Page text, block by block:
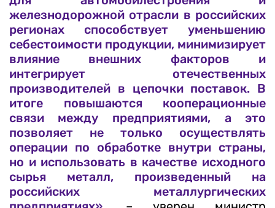
железнодорожной отрасли в российских
регионах способствует уменьшению
себестоимости продукции, минимизирует
влияние внешних факторов и
интегрирует отечественных
производителей в цепочки поставок. В
итоге повышаются кооперационные
связи между предприятиями, а это
позволяет не только осуществлять
операции по обработке внутри страны,
но и использовать в качестве исходного
сырья металл, произведенный на
российских металлургических